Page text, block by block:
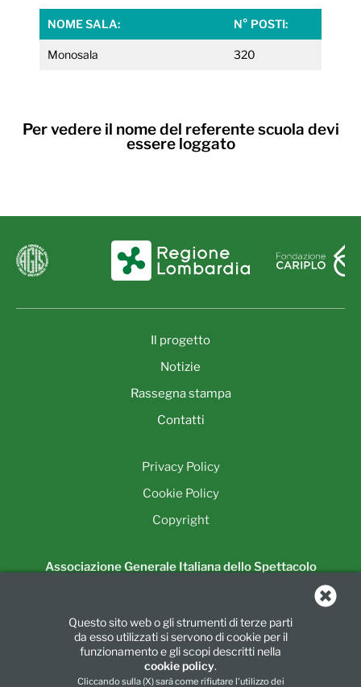
Questo sito web o gli strumenti di terze parti
da esso utilizzati si servono di cookie per il
funzionamento e gli scopi descritti nella
cookie policy.
Cliccando sulla (X) sarà come rifiutare l'utilizzo dei
NOME SALA: N° POSTI:
Monosala 320
Per vedere il nome del referente scuola devi
essere loggato
Il progetto
Notizie
Rassegna stampa
Contatti
Privacy Policy
Cookie Policy
Copyright
Associazione Generale Italiana dello Spettacolo
20124 Milano
Tel.:02 6739781|Fax:02 67397860
info@agislombarda.it